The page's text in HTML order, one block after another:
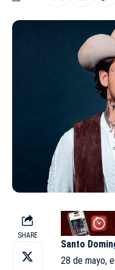
SHARE
Santo
28 de mayo,